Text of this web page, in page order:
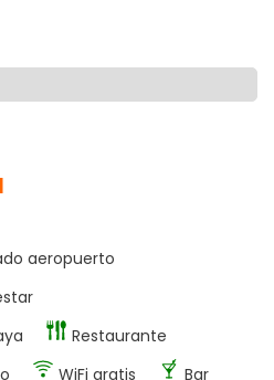
aeropuerto
Restaurante
WiFi gratis
Bar